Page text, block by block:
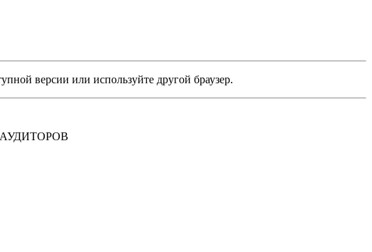
версии или используйте другой браузер.